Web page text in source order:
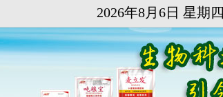
2026年8月6日 星期四